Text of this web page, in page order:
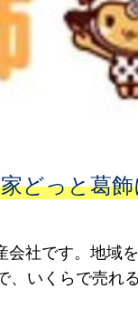
どっと葛
社です。地域を
いくらで売れ